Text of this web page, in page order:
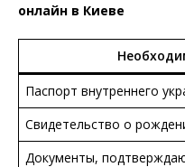
онлайн в Киеве
Паспорт внутреннего
Свидетельство о
Документы,